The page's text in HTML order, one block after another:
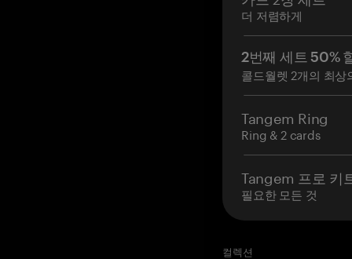
더 저렴하게
2번째 세트 50%
콜드월렛 2개의 최상
Tangem Ring
Ring & 2 cards
Tangem 프로 키
필요한 모든 것
컬렉션